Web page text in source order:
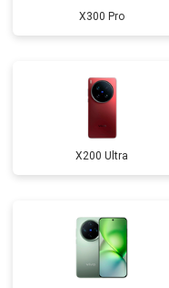
X300 Pro
X200 Ultra